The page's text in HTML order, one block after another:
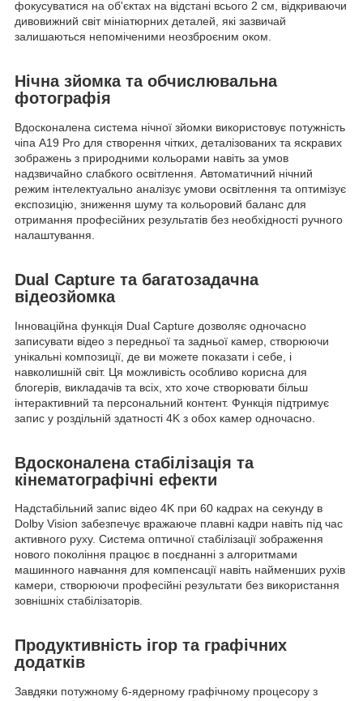
фокусуватися на об'єктах на відстані всього 2 см, відкриваючи
дивовижний світ мініатюрних деталей, які зазвичай
залишаються непоміченими неозброєним оком.
Нічна зйомка та обчислювальна
фотографія
Вдосконалена система нічної зйомки використовує потужність
чіпа A19 Pro для створення чітких, деталізованих та яскравих
зображень з природними кольорами навіть за умов
надзвичайно слабкого освітлення. Автоматичний нічний
режим інтелектуально аналізує умови освітлення та оптимізує
експозицію, зниження шуму та кольоровий баланс для
отримання професійних результатів без необхідності ручного
налаштування.
Dual Capture та багатозадачна
відеозйомка
Інноваційна функція Dual Capture дозволяє одночасно
записувати відео з передньої та задньої камер, створюючи
унікальні композиції, де ви можете показати і себе, і
навколишній світ. Ця можливість особливо корисна для
блогерів, викладачів та всіх, хто хоче створювати більш
інтерактивний та персональний контент. Функція підтримує
запис у роздільній здатності 4K з обох камер одночасно.
Вдосконалена стабілізація та
кінематографічні ефекти
Надстабільний запис відео 4K при 60 кадрах на секунду в
Dolby Vision забезпечує вражаюче плавні кадри навіть під час
активного руху. Система оптичної стабілізації зображення
нового покоління працює в поєднанні з алгоритмами
машинного навчання для компенсації навіть найменших рухів
камери, створюючи професійні результати без використання
зовнішніх стабілізаторів.
Продуктивність ігор та графічних
додатків
Завдяки потужному 6-ядерному графічному процесору з